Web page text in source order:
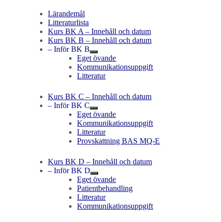
Lärandemål
Litteraturlista
Kurs BK A – Innehåll och datum
Kurs BK B – Innehåll och datum
– Inför BK B
Eget övande
Kommunikationsuppgift
Litteratur
Kurs BK C – Innehåll och datum
– Inför BK C
Eget övande
Kommunikationsuppgift
Litteratur
Provskattning BAS MQ-E
Kurs BK D – Innehåll och datum
– Inför BK D
Eget övande
Patientbehandling
Litteratur
Kommunikationsuppgift